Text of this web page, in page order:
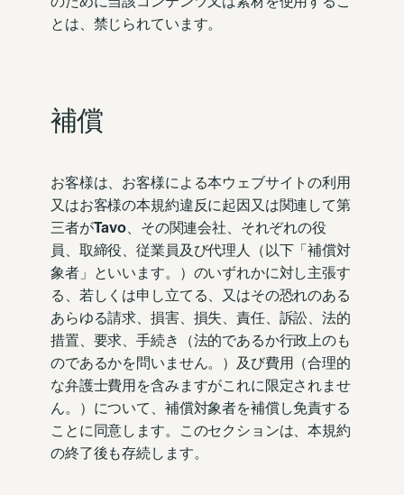
とは、禁じられています。
補償
お客様は、お客様による本ウェブサイトの利用
又はお客様の本規約違反に起因又は関連して第
三者がTavo、その関連会社、それぞれの役
員、取締役、従業員及び代理人（以下「補償対
象者」といいます。）のいずれかに対し主張す
る、若しくは申し立てる、又はその恐れのある
あらゆる請求、損害、損失、責任、訴訟、法的
措置、要求、手続き（法的であるか行政上のも
のであるかを問いません。）及び費用（合理的
な弁護士費用を含みますがこれに限定されませ
ん。）について、補償対象者を補償し免責する
ことに同意します。このセクションは、本規約
の終了後も存続します。